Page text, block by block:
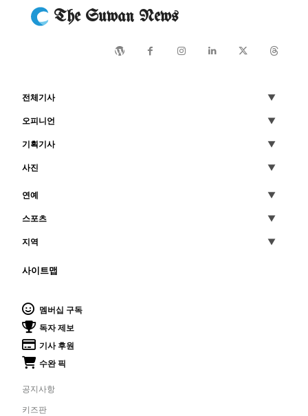
The Suwan News
전체기사
오피니언
기획기사
사진
연예
스포츠
지역
사이트맵
멤버십 구독
독자 제보
기사 후원
수완 픽
공지사항
키즈판